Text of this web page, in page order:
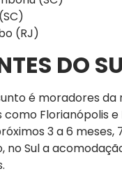
(RJ)
DO
é moradores
como Florianópolis
3 a 6 meses,
no Sul a